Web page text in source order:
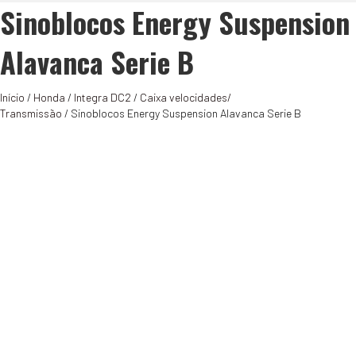
Sinoblocos Energy Suspension
Alavanca Serie B
Início / Honda / Integra DC2 / Caixa velocidades/
Transmissão / Sinoblocos Energy Suspension Alavanca Serie B